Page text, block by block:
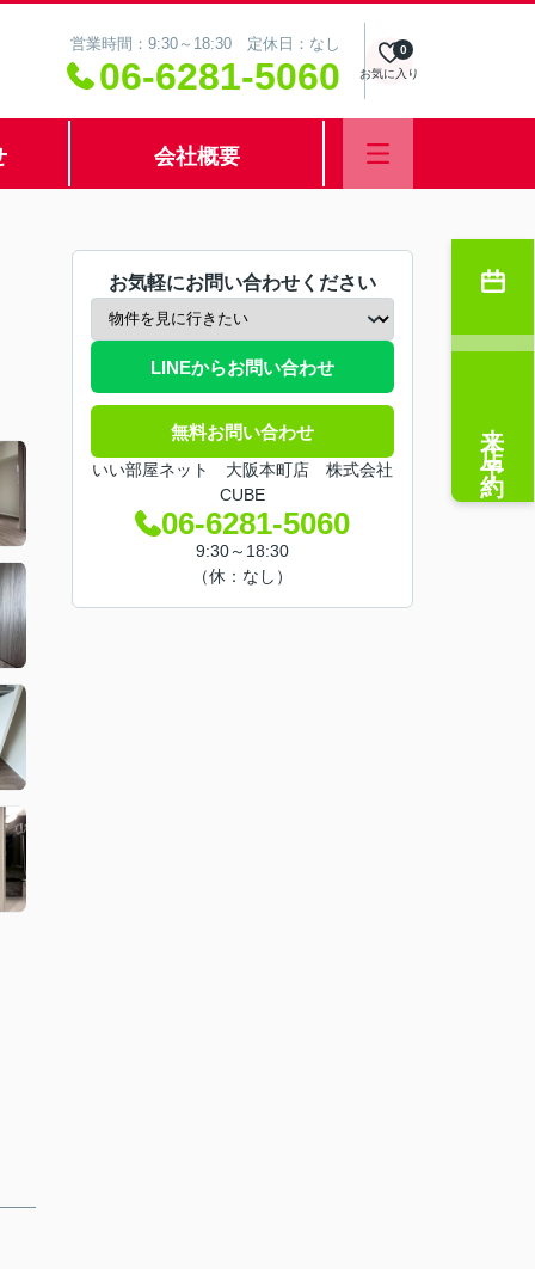
営業時間：9:30～18:30 定休日：なし
06-6281-5060 お気に入り
0
会社概要
お気軽にお問い合わせください
LINEからお問い合わせ
無料お問い合わせ
いい部屋ネット 大阪本町店 株式会社
CUBE
06-6281-5060
9:30～18:30
（休：なし）
来店予約